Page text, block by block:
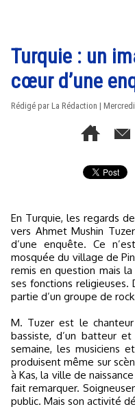
Turquie : un
cœur d’une
Rédigé par La Rédaction |
En Turquie, les regards des autorités religieuses se tournent
vers Ahmet Mushin
d’une enquête. Ce
mosquée du village de
remis en question mais
ses fonctions religieuses.
partie d’un groupe de
M. Tuzer est le chanteur
bassiste, d’un batteur
semaine, les musiciens
produisent même sur
à Kas, la ville de
fait remarquer.
public. Mais son activité